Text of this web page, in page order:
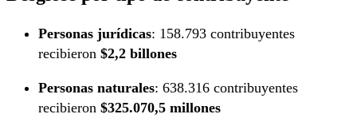
Personas jurídicas: 158.793 contribuyentes
recibieron $2,2 billones
Personas naturales: 638.316 contribuyentes
recibieron $325.070,5 millones